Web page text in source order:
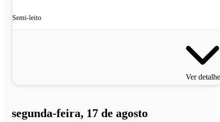
Semi-leito
Ver
segunda-feira, 17 de agosto